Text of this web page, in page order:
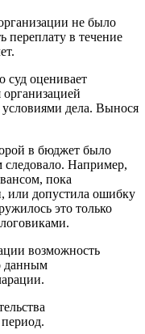
не было
переплату в течение
суд оценивает
дела. Вынося
в бюджет было
следовало. Например,
пока
или допустила ошибку
это только
возможность
данным